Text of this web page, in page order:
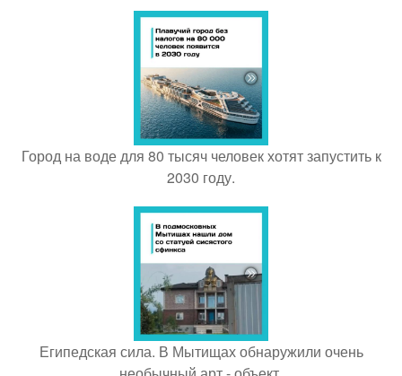
Город на воде для 80 тысяч человек хотят запустить к
2030 году.
Египедская сила. В Мытищах обнаружили очень